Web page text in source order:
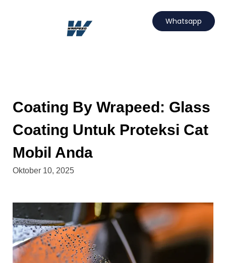
Whatsapp
Coating By Wrapeed: Glass
Coating Untuk Proteksi Cat
Mobil Anda
Oktober 10, 2025